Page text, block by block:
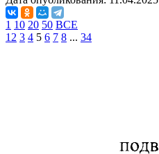
1 10 20 50 ВСЕ
1 2 3 4 5 6 7 8 ... 34